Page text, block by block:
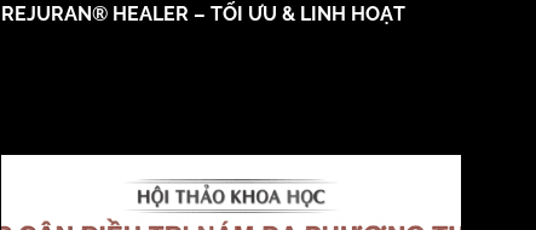
REJURAN® HEALER – TỐI ƯU & LINH HOẠT